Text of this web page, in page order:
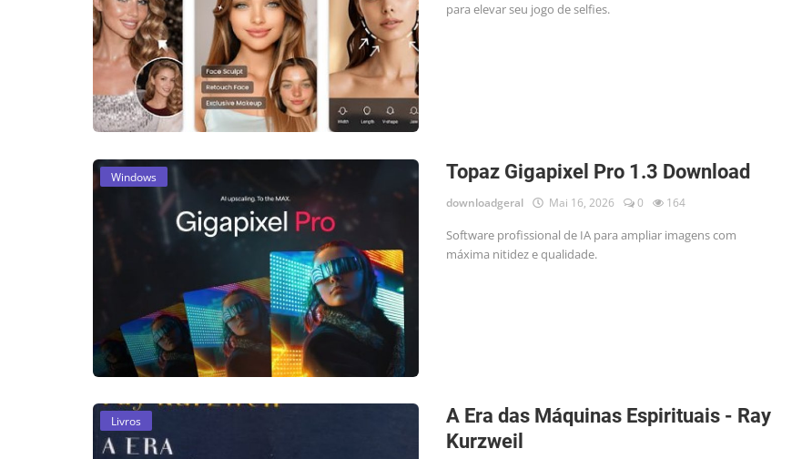
para elevar seu jogo de selfies.
Windows Topaz Gigapixel Pro 1.3 Download
downloadgeral Mai 16, 2026 0 164
Software profissional de IA para ampliar imagens com
máxima nitidez e qualidade.
Livros
A Era das Máquinas Espirituais - Ray
Kurzweil